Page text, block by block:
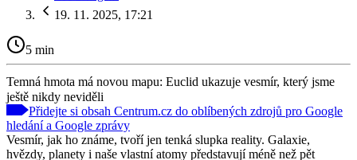
19. 11. 2025, 17:21
5 min
Temná hmota má novou mapu: Euclid ukazuje vesmír, který jsme
ještě nikdy neviděli
Přidejte si obsah Centrum.cz do oblíbených zdrojů pro Google
hledání a Google zprávy
Vesmír, jak ho známe, tvoří jen tenká slupka reality. Galaxie,
hvězdy, planety i naše vlastní atomy představují méně než pět